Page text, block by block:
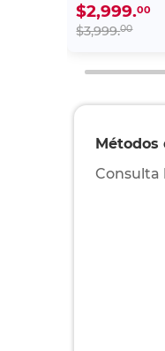
$2,999.00
$3,999.00
Métodos
Consulta